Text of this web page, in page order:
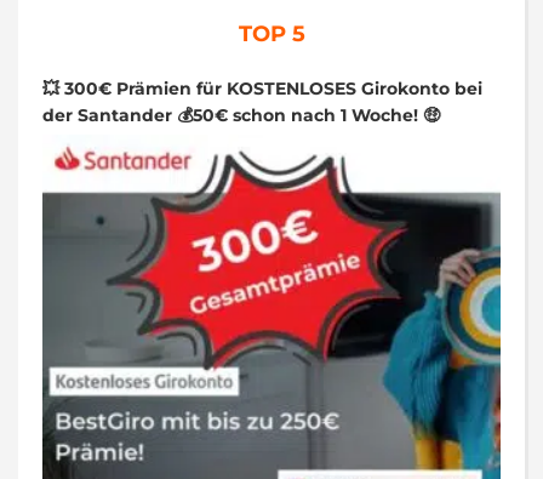
TOP 5
💥 300€ Prämien für KOSTENLOSES Girokonto bei
der Santander 💰50€ schon nach 1 Woche! 🤑